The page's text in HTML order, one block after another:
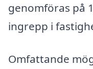
genomföras på
ingrepp i
Omfattande